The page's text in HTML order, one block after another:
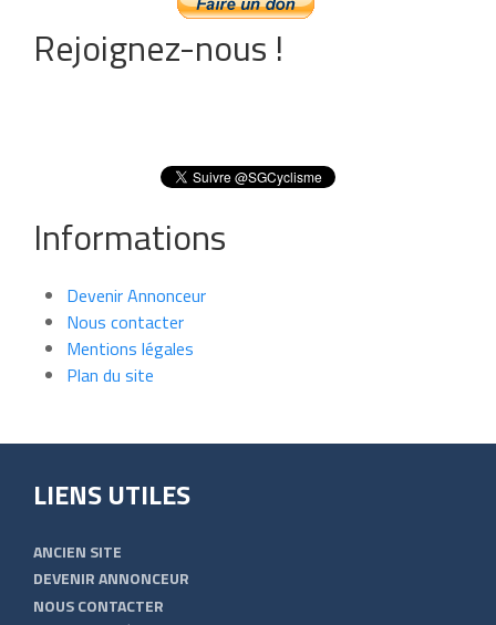
Rejoignez-nous !
Informations
Devenir Annonceur
Nous contacter
Mentions légales
Plan du site
LIENS UTILES
ANCIEN SITE
DEVENIR ANNONCEUR
NOUS CONTACTER